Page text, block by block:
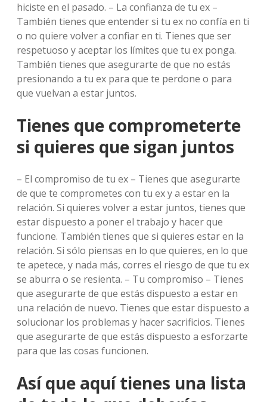
hiciste en el pasado. – La confianza de tu ex –
También tienes que entender si tu ex no confía en ti
o no quiere volver a confiar en ti. Tienes que ser
respetuoso y aceptar los límites que tu ex ponga.
También tienes que asegurarte de que no estás
presionando a tu ex para que te perdone o para
que vuelvan a estar juntos.
Tienes que comprometerte
si quieres que sigan juntos
– El compromiso de tu ex – Tienes que asegurarte
de que te comprometes con tu ex y a estar en la
relación. Si quieres volver a estar juntos, tienes que
estar dispuesto a poner el trabajo y hacer que
funcione. También tienes que si quieres estar en la
relación. Si sólo piensas en lo que quieres, en lo que
te apetece, y nada más, corres el riesgo de que tu ex
se aburra o se resienta. – Tu compromiso – Tienes
que asegurarte de que estás dispuesto a estar en
una relación de nuevo. Tienes que estar dispuesto a
solucionar los problemas y hacer sacrificios. Tienes
que asegurarte de que estás dispuesto a esforzarte
para que las cosas funcionen.
Así que aquí tienes una lista